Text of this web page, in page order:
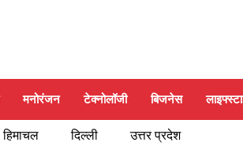
मनोरंजन टेक्नोलॉजी बिजनेस
हिमाचल दिल्ली उत्तर प्रदेश